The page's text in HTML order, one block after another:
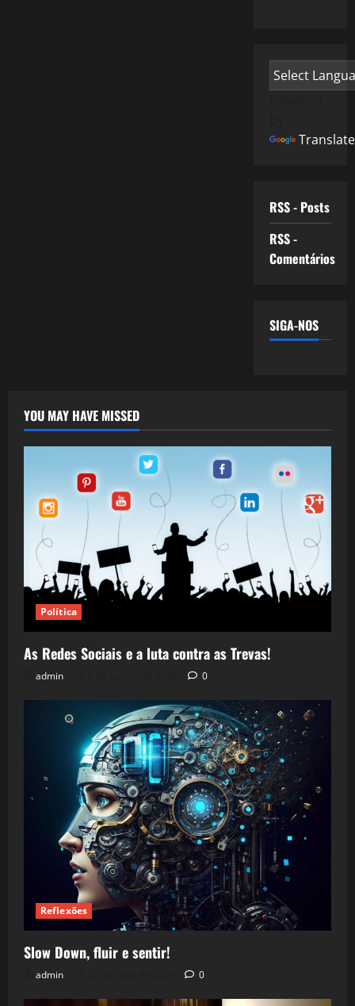
Translate
RSS - Posts
RSS -
Comentários
SIGA-NOS
YOU MAY HAVE MISSED
Política
As Redes Sociais e a luta contra as Trevas!
admin 0
Reflexões
Slow Down, fluir e sentir!
admin 0